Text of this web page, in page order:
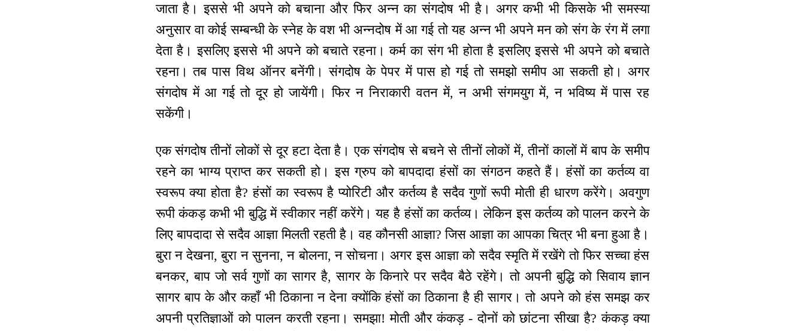
जाता है। इससे भी अपने को बचाना और फिर अन्न का संगदोष भी है। अगर कभी भी किसके भी समस्या
अनुसार वा कोई सम्बन्धी के स्नेह के वश भी अन्नदोष में आ गई तो यह अन्न भी अपने मन को संग के रंग में लगा
देता है। इसलिए इससे भी अपने को बचाते रहना। कर्म का संग भी होता है इसलिए इससे भी अपने को बचाते
रहना। तब पास विथ ऑनर बनेंगी। संगदोष के पेपर में पास हो गई तो समझो समीप आ सकती हो। अगर
संगदोष में आ गई तो दूर हो जायेंगी। फिर न निराकारी वतन में, न अभी संगमयुग में, न भविष्य में पास रह
सकेंगी।
एक संगदोष तीनों लोकों से दूर हटा देता है। एक संगदोष से बचने से तीनों लोकों में, तीनों कालों में बाप के समीप
रहने का भाग्य प्राप्त कर सकती हो। इस ग्रुप को बापदादा हंसों का संगठन कहते हैं। हंसों का कर्तव्य वा
स्वरूप क्या होता है? हंसों का स्वरूप है प्योरिटी और कर्तव्य है सदैव गुणों रूपी मोती ही धारण करेंगे। अवगुण
रूपी कंकड़ कभी भी बुद्धि में स्वीकार नहीं करेंगे। यह है हंसों का कर्तव्य। लेकिन इस कर्तव्य को पालन करने के
लिए बापदादा से सदैव आज्ञा मिलती रहती है। वह कौनसी आज्ञा? जिस आज्ञा का आपका चित्र भी बना हुआ है।
बुरा न देखना, बुरा न सुनना, न बोलना, न सोचना। अगर इस आज्ञा को सदैव स्मृति में रखेंगे तो फिर सच्चा हंस
बनकर, बाप जो सर्व गुणों का सागर है, सागर के किनारे पर सदैव बैठे रहेंगे। तो अपनी बुद्धि को सिवाय ज्ञान
सागर बाप के और कहाँ भी ठिकाना न देना क्योंकि हंसों का ठिकाना है ही सागर। तो अपने को हंस समझ कर
अपनी प्रतिज्ञाओं को पालन करती रहना। समझा! मोती और कंकड़ - दोनों को छांटना सीखा है? कंकड़ क्या